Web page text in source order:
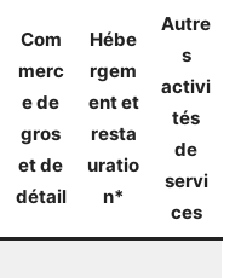
Com
merc
e de
gros
et de
détail
Hébe
rgem
ent et
resta
uratio
n*
Autre
s
activi
tés
de
servi
ces